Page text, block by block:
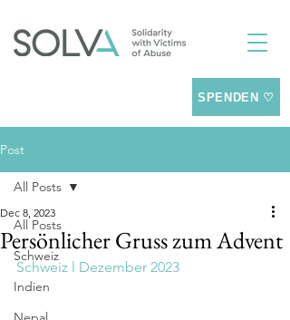
SPENDEN ♡
Post
All Posts
Schweiz
Indien
All Posts
Persönlicher Gruss zum Advent
Dec 8, 2023
Schweiz l Dezember 2023